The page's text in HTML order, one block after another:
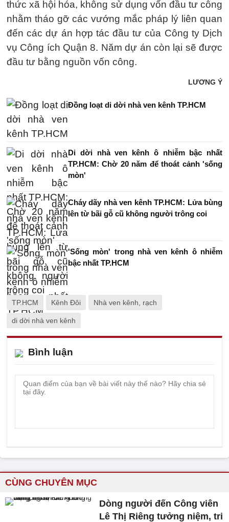
thức xã hội hóa, không sử dụng vốn đầu tư công
nhằm tháo gỡ các vướng mắc pháp lý liên quan
đến các dự án hợp tác đầu tư của Công ty Dịch
vụ Công ích Quận 8. Năm dự án còn lại sẽ được
đầu tư bằng nguồn vốn công.
LƯƠNG Ý
Đồng loạt di dời nhà ven kênh TP.HCM
Di dời nhà ven kênh ô nhiễm bậc nhất
TP.HCM: Chờ 20 năm để thoát cảnh 'sống
mòn'
Cháy dãy nhà ven kênh TP.HCM: Lửa bùng
lên từ bãi gỗ cũ không người trông coi
'Sống mòn' trong nhà ven kênh ô nhiễm
bậc nhất TP.HCM
TP.HCM Kênh Đôi Nhà ven kênh, rạch
di dời nhà ven kênh
Bình luận
CÙNG CHUYÊN MỤC
Dòng người đến Công viên
Lê Thị Riêng tưởng niệm, tri